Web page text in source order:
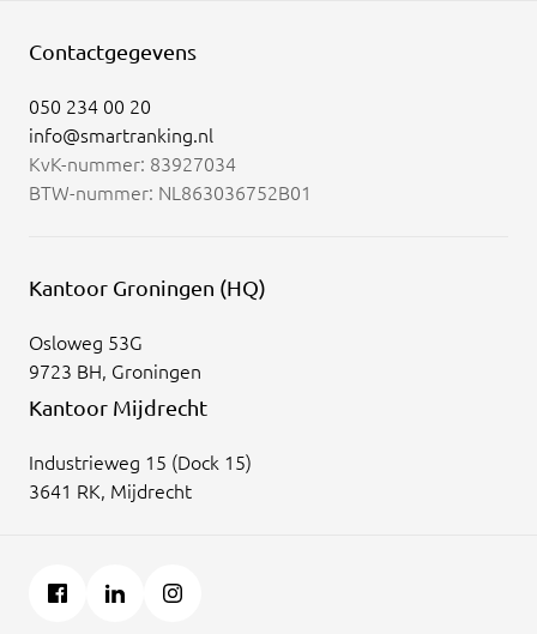
Contactgegevens
050 234 00 20
info@smartranking.nl
KvK-nummer: 83927034
BTW-nummer: NL863036752B01
Kantoor Groningen (HQ)
Osloweg 53G
9723 BH, Groningen
Kantoor Mijdrecht
Industrieweg 15 (Dock 15)
3641 RK, Mijdrecht